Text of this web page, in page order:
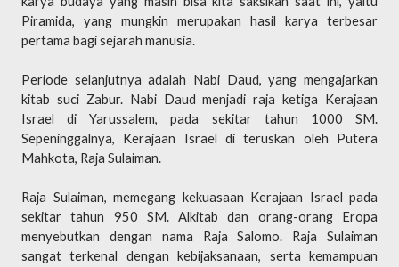
Piramida, yang mungkin merupakan hasil karya terbesar
pertama bagi sejarah manusia.
Periode selanjutnya adalah Nabi Daud, yang mengajarkan
kitab suci Zabur. Nabi Daud menjadi raja ketiga Kerajaan
Israel di Yarussalem, pada sekitar tahun 1000 SM.
Sepeninggalnya, Kerajaan Israel di teruskan oleh Putera
Mahkota, Raja Sulaiman.
Raja Sulaiman, memegang kekuasaan Kerajaan Israel pada
sekitar tahun 950 SM. Alkitab dan orang-orang Eropa
menyebutkan dengan nama Raja Salomo. Raja Sulaiman
sangat terkenal dengan kebijaksanaan, serta kemampuan